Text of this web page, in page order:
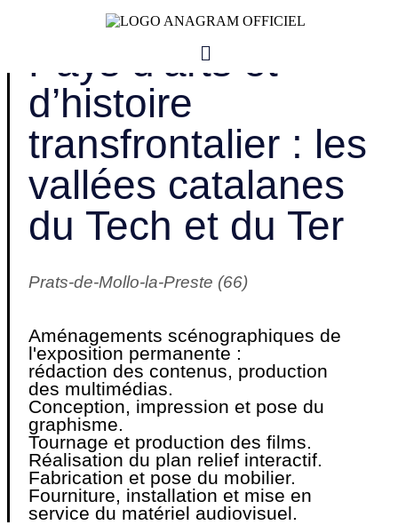
ANAGRAM AUDIOVISUEL
Pays d’arts et
d’histoire
transfrontalier : les
vallées catalanes
du Tech et du Ter
Prats-de-Mollo-la-Preste (66)
Aménagements scénographiques de
l'exposition permanente :
rédaction des contenus, production
des multimédias.
Conception, impression et pose du
graphisme.
Tournage et production des films.
Réalisation du plan relief interactif.
Fabrication et pose du mobilier.
Fourniture, installation et mise en
service du matériel audiovisuel.